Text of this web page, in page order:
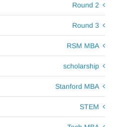
Round 2
Round 3
RSM MBA
scholarship
Stanford MBA
STEM